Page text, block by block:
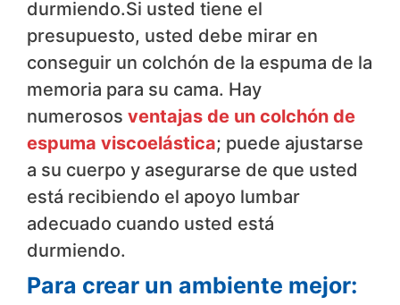
durmiendo.Si usted tiene el
presupuesto, usted debe mirar en
conseguir un colchón de la espuma de la
memoria para su cama. Hay
numerosos ventajas de un colchón de
espuma viscoelástica; puede ajustarse
a su cuerpo y asegurarse de que usted
está recibiendo el apoyo lumbar
adecuado cuando usted está
durmiendo.
Para crear un ambiente mejor: